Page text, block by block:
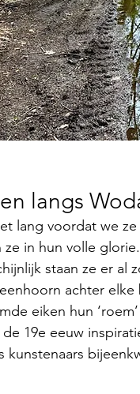
langs
lang voordat we
ze in hun volle
staan ze er al
achter
eiken hun
de 19e eeuw
kunstenaars